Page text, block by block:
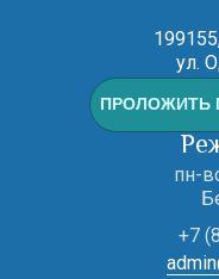
ул.
+7
пн-
ПРОЛОЖИТЬ